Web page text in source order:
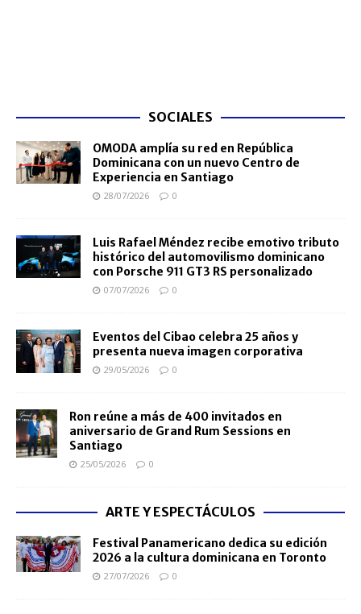
SOCIALES
OMODA amplía su red en República
Dominicana con un nuevo Centro de
Experiencia en Santiago
28/07/2026 0
Luis Rafael Méndez recibe emotivo tributo
histórico del automovilismo dominicano
con Porsche 911 GT3 RS personalizado
07/07/2026 0
Eventos del Cibao celebra 25 años y
presenta nueva imagen corporativa
29/05/2026 0
Ron reúne a más de 400 invitados en
aniversario de Grand Rum Sessions en
Santiago
25/05/2026 0
ARTE Y ESPECTÁCULOS
Festival Panamericano dedica su edición
2026 a la cultura dominicana en Toronto
27/07/2026 0